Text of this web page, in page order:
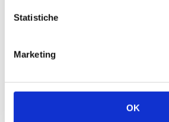
Statistiche
Marketing
OK
Molto più di un trofeo
premi simbolici
che vengono
Nazioniè il